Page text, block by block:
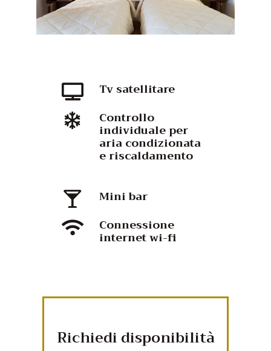
Tv satellitare
Controllo
individuale per
aria condizionata
e riscaldamento
Mini bar
Connessione
internet wi-fi
Richiedi disponibilità